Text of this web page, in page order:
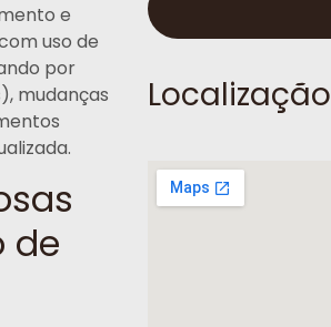
e
uso de
por
mudanças
de
Localização